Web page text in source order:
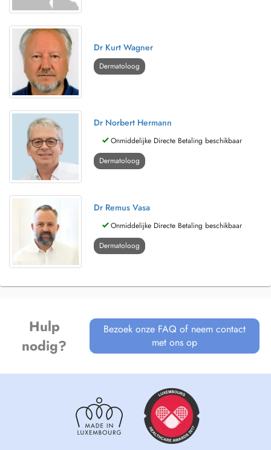
Dr Kurt Wagner
Dermatoloog
Dr Norbert Hermann
Onmiddelijke Directe Betaling beschikbaar
Dermatoloog
Dr Remus Vasa
Onmiddelijke Directe Betaling beschikbaar
Dermatoloog
Hulp
nodig?
Bezoek onze FAQ of neem contact
met ons op